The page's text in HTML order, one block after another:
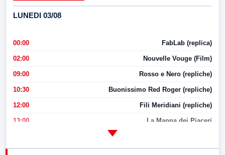
LUNEDI 03/08
00:00 FabLab (replica)
02:00 Nouvelle Vouge (Film)
09:00 Rosso e Nero (repliche)
10:30 Buonissimo Red Roger (repliche)
12:00 Fili Meridiani (repliche)
13:00 La Mappa dei Piaceri
17:00 LabNews (replica)